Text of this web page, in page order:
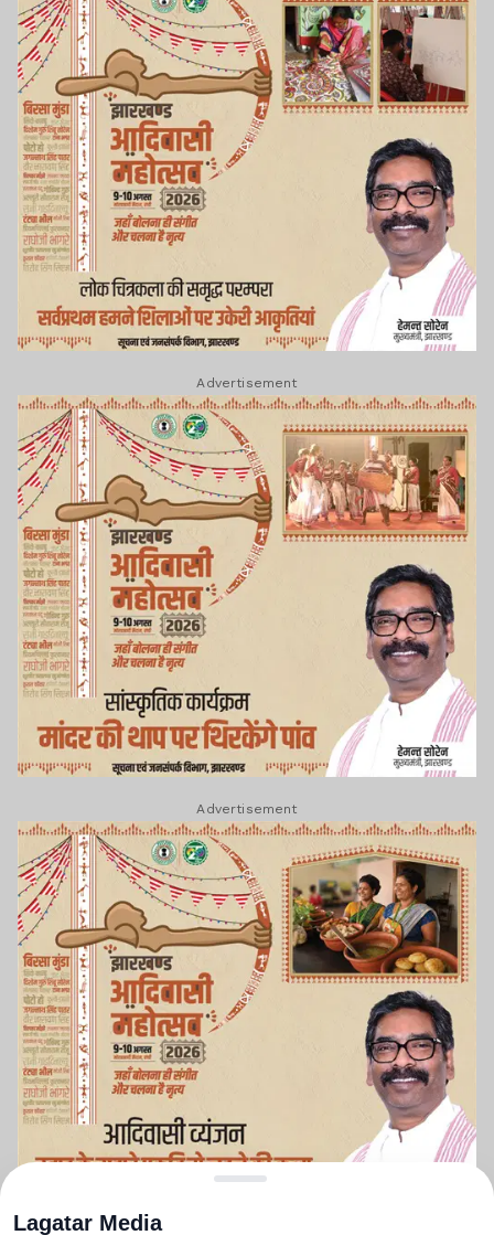
Advertisement
Advertisement
Lagatar Media